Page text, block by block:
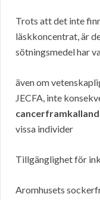
Trots att det inte
läskkoncentrat, är
sötningsmedel har
även om
JECFA, inte
vissa individer
Tillgänglighet för
Aromhusets